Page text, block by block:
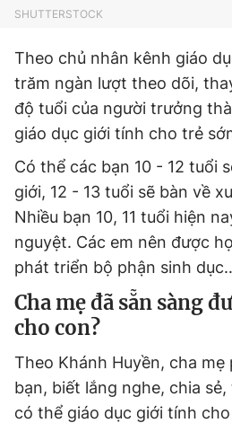
SHUTTERSTOCK
Theo chủ nhân kênh giáo
trăm ngàn lượt theo dõi,
độ tuổi của người trưởng
giáo dục giới tính cho trẻ
Có thể các bạn 10 - 12 tuổi
giới, 12 - 13 tuổi sẽ bàn về
Nhiều bạn 10, 11 tuổi hiện
nguyệt. Các em nên được
phát triển bộ phận sinh
Cha mẹ đã sẵn sàng
cho con?
Theo Khánh Huyền, cha
bạn, biết lắng nghe, chia
có thể giáo dục giới tính